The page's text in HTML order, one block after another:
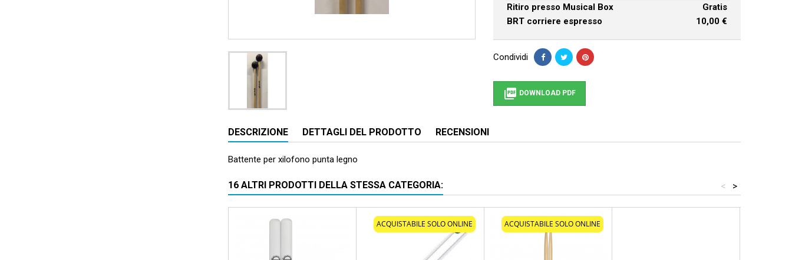
Ritiro presso Musical Box
Gratis
BRT corriere espresso
10,00 €
Condividi
 DOWNLOAD PDF
DESCRIZIONE DETTAGLI DEL PRODOTTO RECENSIONI
Battente per xilofono punta legno
16 ALTRI PRODOTTI DELLA STESSA CATEGORIA: >
<
ACQUISTABILE SOLO ONLINE ACQUISTABILE SOLO ONLINE